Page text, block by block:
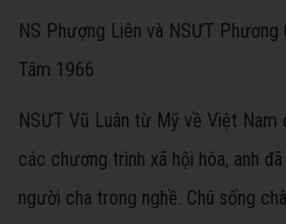
NS Phượng Liên và NSƯT Phương
Tâm 1966
NSƯT Vũ Luân từ Mỹ về Việt
các chương trình xã hội hóa, anh
người cha trong nghề. Chú sống